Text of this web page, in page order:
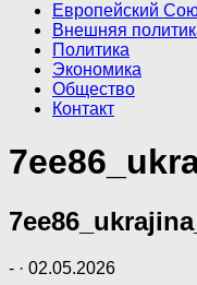
Европейский
Внешняя
Политика
Экономика
Общество
Контакт
- · 02.05.2026